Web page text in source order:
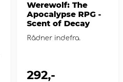
Werewolf: The
Apocalypse RPG -
Scent of Decay
Rådner indefra.
292,-